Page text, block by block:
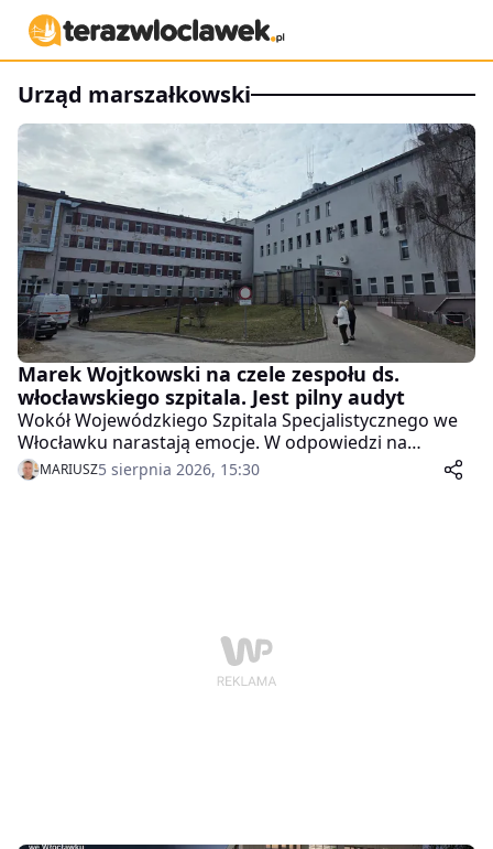
urząd marszałkowski
Marek Wojtkowski na czele zespołu ds.
włocławskiego szpitala. Jest pilny audyt
Wokół Wojewódzkiego Szpitala Specjalistycznego we
Włocławku narastają emocje. W odpowiedzi na
doniesienia pacjentów i medialne zarzuty Urząd
Marszałkowski zlecił pilną kontrolę w placówce.
MARIUSZ5 sierpnia 2026, 15:30